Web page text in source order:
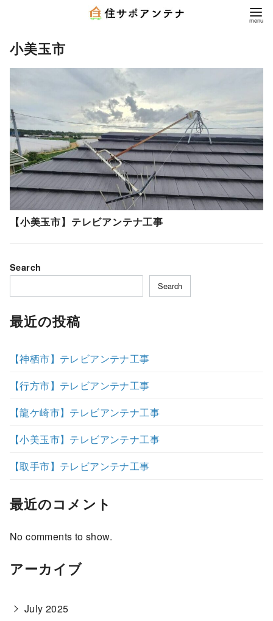
小美玉市
【小美玉市】テレビアンテナ工事
Search
Search
最近の投稿
【神栖市】テレビアンテナ工事
【行方市】テレビアンテナ工事
【龍ケ崎市】テレビアンテナ工事
【小美玉市】テレビアンテナ工事
【取手市】テレビアンテナ工事
最近のコメント
No comments to show.
アーカイブ
July 2025